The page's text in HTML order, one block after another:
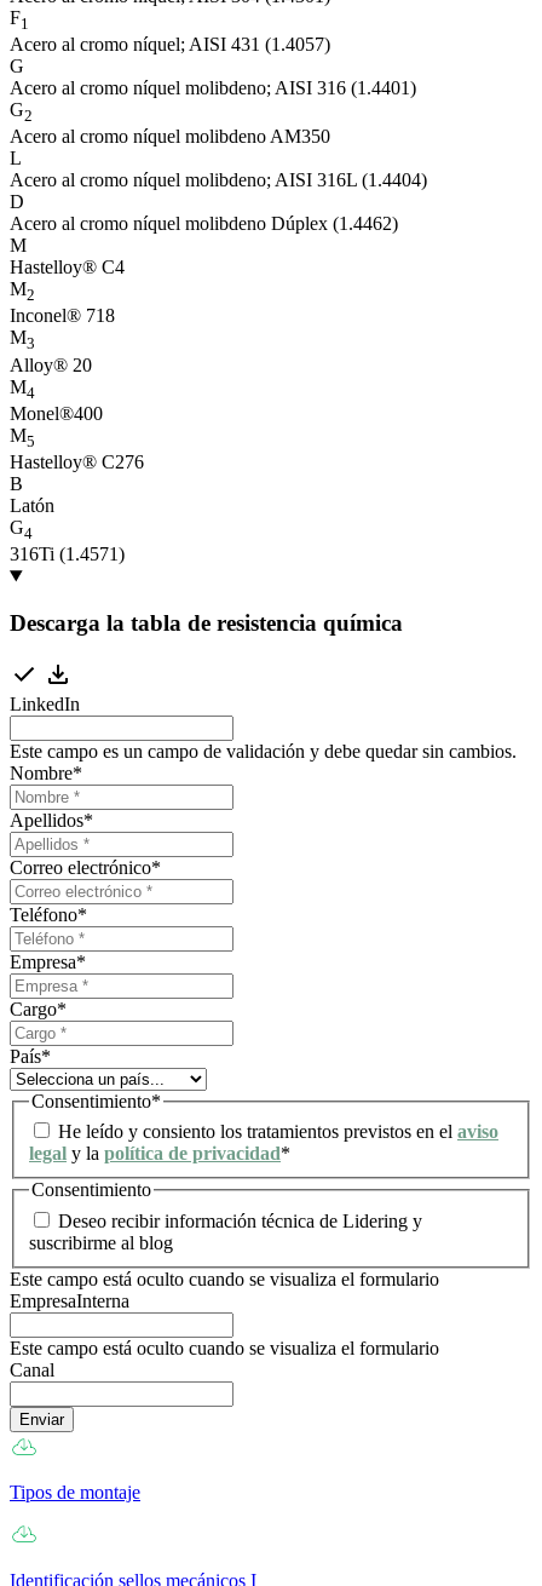
F1
Acero al cromo níquel; AISI 431 (1.4057)
G
Acero al cromo níquel molibdeno; AISI 316 (1.4401)
G2
Acero al cromo níquel molibdeno AM350
L
Acero al cromo níquel molibdeno; AISI 316L (1.4404)
D
Acero al cromo níquel molibdeno Dúplex (1.4462)
M
Hastelloy® C4
M2
Inconel® 718
M3
Alloy® 20
M4
Monel®400
M5
Hastelloy® C276
B
Latón
G4
316Ti (1.4571)
Descarga la tabla de resistencia química
LinkedIn
Este campo es un campo de validación y debe quedar sin cambios.
Nombre*
Apellidos*
Correo electrónico*
Teléfono*
Empresa*
Cargo*
País*
Consentimiento*
He leído y consiento los tratamientos previstos en el aviso
legal y la política de privacidad*
Consentimiento
Deseo recibir información técnica de Lidering y
suscribirme al blog
Este campo está oculto cuando se visualiza el formulario
EmpresaInterna
Este campo está oculto cuando se visualiza el formulario
Canal
Tipos de montaje
Identificación sellos mecánicos I